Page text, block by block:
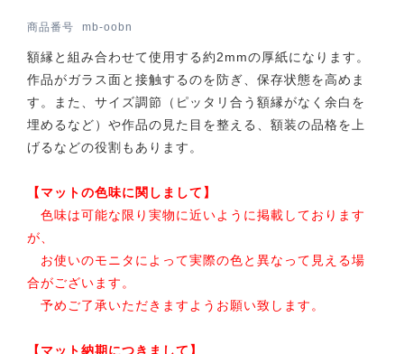
商品番号 mb-oobn
額縁と組み合わせて使用する約2mmの厚紙になります。
作品がガラス面と接触するのを防ぎ、保存状態を高めま
す。また、サイズ調節（ピッタリ合う額縁がなく余白を
埋めるなど）や作品の見た目を整える、額装の品格を上
げるなどの役割もあります。
【マットの色味に関しまして】
色味は可能な限り実物に近いように掲載しております
が、
お使いのモニタによって実際の色と異なって見える場
合がございます。
予めご了承いただきますようお願い致します。
【マット納期につきまして】